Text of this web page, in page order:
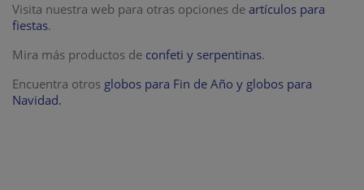
Visita nuestra web para otras opciones de artículos para
fiestas.
Mira más productos de confeti y serpentinas.
Encuentra otros globos para Fin de Año y globos para
Navidad.